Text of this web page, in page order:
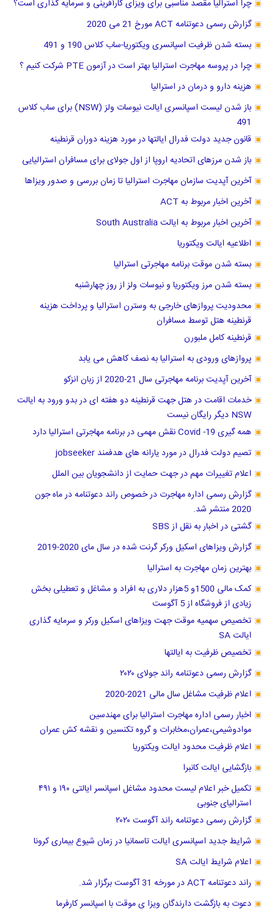
چرا استرالیا مقصد مناسبی برای ویزای کارآفرینی و سرمایه گذاری است؟
گزارش رسمی دعوتنامه ACT مورخ 21 می 2020
بسته شدن ظرفیت اسپانسری ویکتوریا-ساب کلاس 190 و 491
چرا در پروسه مهاجرت استرالیا بهتر است در آزمون PTE شرکت کنیم ؟
هزینه دارو و درمان در استرالیا
باز شدن لیست اسپانسری ایالت نیوسات ولز (NSW) برای ساب کلاس
491
قانون جدید دولت فدرال ایالتها در مورد هزینه دوران قرنطینه
باز شدن مرزهای اتحادیه اروپا از اول جولای برای مسافران استرالیایی
آخرین آپدیت سازمان مهاجرت استرالیا تا زمان بررسی و صدور ویزاها
آخرین اخبار مربوط به ACT
آخرین اخبار مربوط به ایالت South Australia
اطلاعیه ایالت ویکتوریا
بسته شدن موقت برنامه مهاجرتی استرالیا
بسته شدن مرز ویکتوریا و نیوسات ولز از روز چهارشنبه
محدودیت پروازهای خارجی به وسترن استرالیا و پرداخت هزینه
قرنطینه هتل توسط مسافران
قرنطینه کامل ملبورن
پروازهای ورودی به استرالیا به نصف کاهش می یابد
آخرین آپدیت برنامه مهاجرتی سال 21-2020 از زبان انزکو
خدمات اقامت در هتل جهت قرنطینه دو هفته ای در بدو ورود به ایالت
NSW دیگر رایگان نیست
همه گیری Covid -19 نقش مهمی در برنامه مهاجرتی استرالیا دارد
تصیم دولت فدرال در مورد یارانه های هدفمند jobseeker
اعلام تغییرات مهم در جهت حمایت از دانشجویان بین الملل
گزارش رسمی اداره مهاجرت در خصوص راند دعوتنامه در ماه جون
2020 منتشر شد.
گشتی در اخبار به نقل از SBS
گزارش ویزاهای اسکیل ورکر گرنت شده در سال مای 2020-2019
بهترین زمان مهاجرت به استرالیا
کمک مالی 1500و 5هزار دلاری به افراد و مشاغل و تعطیلی بخش
زیادی از فروشگاه از 5 آگوست
تخصیص سهمیه موقت جهت ویزاهای اسکیل ورکر و سرمایه گذاری
ایالت SA
تخصیص ظرفیت به ایالتها
گزارش رسمی دعوتنامه راند جولای ۲۰۲۰
اعلام ظرفیت مشاغل سال مالی 2021-2020
اخبار رسمی اداره مهاجرت استرالیا برای مهندسین
موادوشیمی،عمران،مخابرات و گروه تکنسین و نقشه کش عمران
اعلام ظرفیت محدود ایالت ویکتوریا
بازگشایی ایالت کانبرا
تکمیل خبر اعلام لیست محدود مشاغل اسپانسر ایالتی ۱۹۰ و ۴۹۱
استرالیای جنوبی
گزارش رسمی دعوتنامه راند آگوست ۲۰۲۰
شرایط جدید اسپانسری ایالت تاسمانیا در زمان شیوع بیماری کرونا
اعلام شرایط ایالت SA
راند دعوتنامه ACT در مورخه 31 آگوست برگزار شد.
دعوت به بازگشت دارندگان ویزا ی موقت با اسپانسر کارفرما